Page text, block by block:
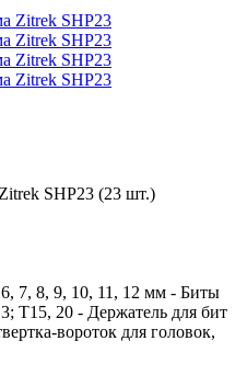
SHP23 (23 шт.)
7, 8, 9, 10, 11, 12 мм - Биты
T15, 20 - Держатель для бит
вороток для головок,